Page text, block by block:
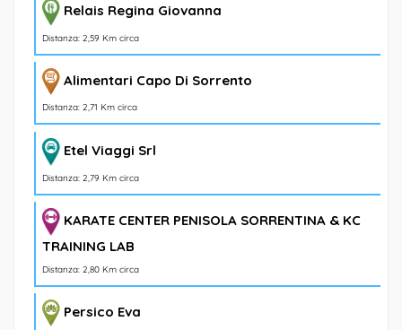
Relais Regina Giovanna
Distanza: 2,59 Km circa
Alimentari Capo Di Sorrento
Distanza: 2,71 Km circa
Etel Viaggi Srl
Distanza: 2,79 Km circa
KARATE CENTER PENISOLA SORRENTINA & KC
TRAINING LAB
Distanza: 2,80 Km circa
Persico Eva